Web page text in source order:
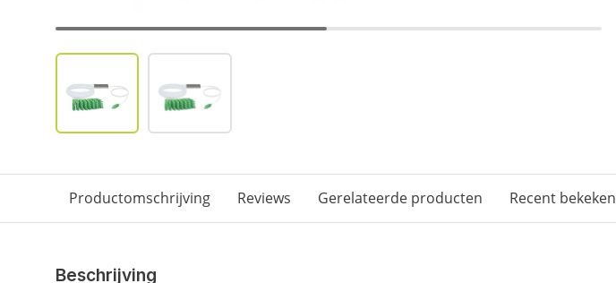
Productomschrijving Reviews Gerelateerde producten Recent bekeken
Beschrijving